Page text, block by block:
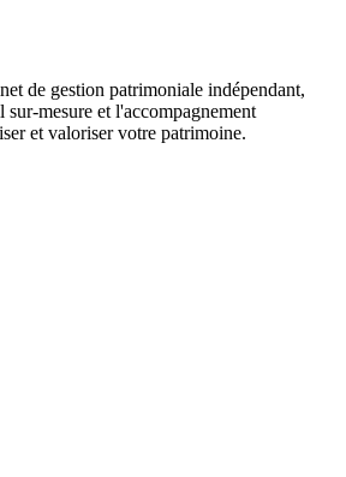
de gestion patrimoniale indépendant,
sur-mesure et l'accompagnement
et valoriser votre patrimoine.